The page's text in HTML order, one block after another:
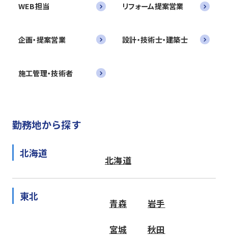
WEB担当 リフォーム提案営業
企画・提案営業 設計・技術士・建築士
施工管理・技術者
勤務地から探す
北海道
北海道
東北
青森 岩手
宮城 秋田